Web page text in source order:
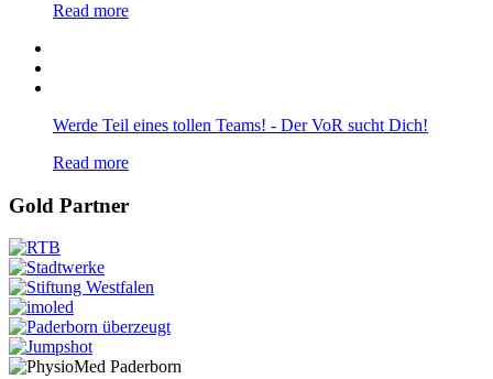
Read more
Werde Teil eines tollen Teams! - Der VoR sucht Dich!
Read more
Gold Partner